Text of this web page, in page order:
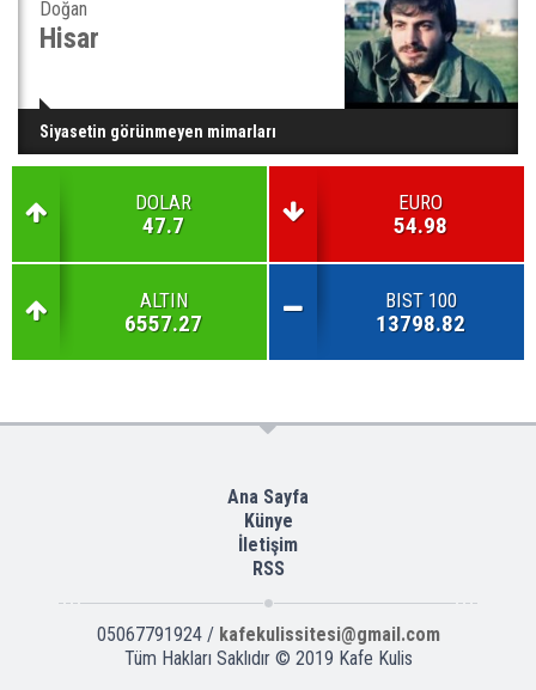
Doğan
Hisar
Siyasetin görünmeyen mimarları
DOLAR
47.7
EURO
54.98
ALTIN
6557.27
BIST 100
13798.82
Ana Sayfa
Künye
İletişim
RSS
05067791924 / kafekulissitesi@gmail.com
Tüm Hakları Saklıdır © 2019 Kafe Kulis